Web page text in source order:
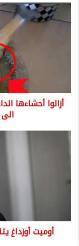
أزالوا
أحشاءها
الى
الحياة
يتصدر
تركيا
أزالوا أحشاءها
جنائية
بكر
أوميت أوزداغ